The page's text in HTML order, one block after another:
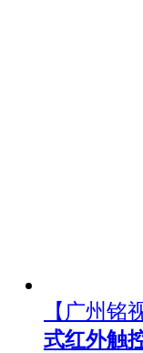
【广州铭
式红外触